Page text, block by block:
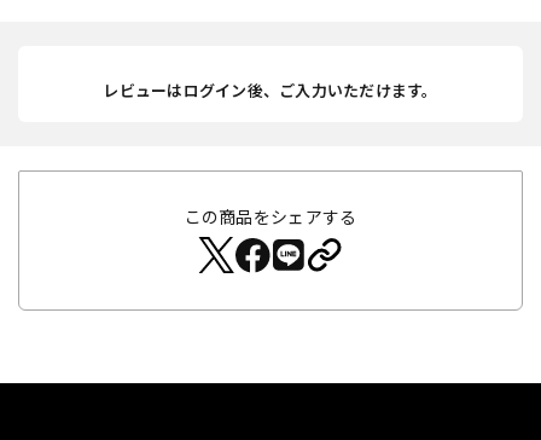
レビューはログイン後、ご入力いただけます。
この商品をシェアする